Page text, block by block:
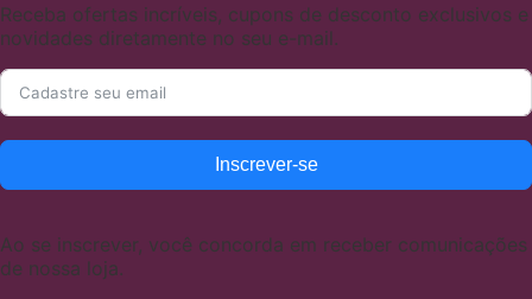
Receba ofertas incríveis, cupons de desconto exclusivos e
novidades diretamente no seu e-mail.
Inscrever-se
Ao se inscrever, você concorda em receber comunicações
de nossa loja.